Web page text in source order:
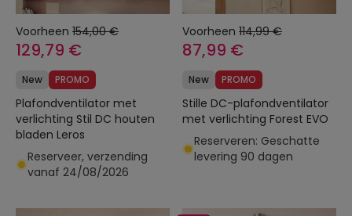
Voorheen 154,00 €
129,79 €
New PROMO
Plafondventilator met
verlichting Stil DC houten
bladen Leros
Reserveer, verzending
vanaf 24/08/2026
Voorheen 114,99 €
87,99 €
New PROMO
Stille DC-plafondventilator
met verlichting Forest EVO
Reserveren: Geschatte
levering 90 dagen